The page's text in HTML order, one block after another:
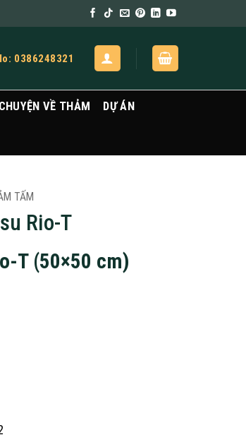
0386248321
CHUYỆN VỀ THẢM DỰ ÁN
TẤM
Rio-T
T (50×50 cm)